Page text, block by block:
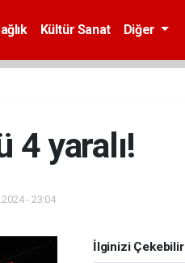
Kültür Sanat Diğer
4 yaralı!
- 23:04
İlginizi Çekebilir